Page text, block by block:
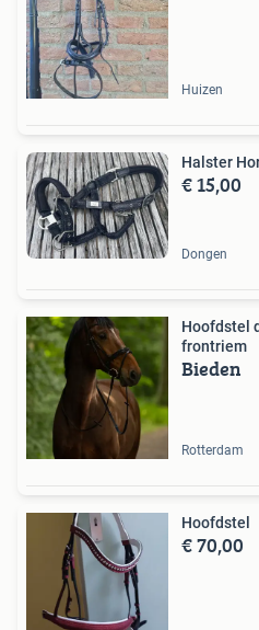
Huizen
Halster
€ 15,00
Dongen
Hoofdstel
frontriem
Bieden
Rotterdam
Hoofdstel
€ 70,00